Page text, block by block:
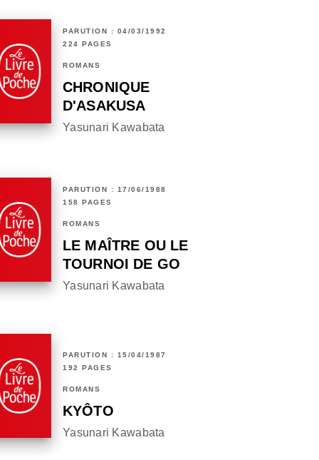
PARUTION : 04/03/1992
224 PAGES
ROMANS
CHRONIQUE
D'ASAKUSA
Yasunari Kawabata
PARUTION : 17/06/1988
158 PAGES
ROMANS
LE MAÎTRE OU LE
TOURNOI DE GO
Yasunari Kawabata
PARUTION : 15/04/1987
192 PAGES
ROMANS
KYÔTO
Yasunari Kawabata